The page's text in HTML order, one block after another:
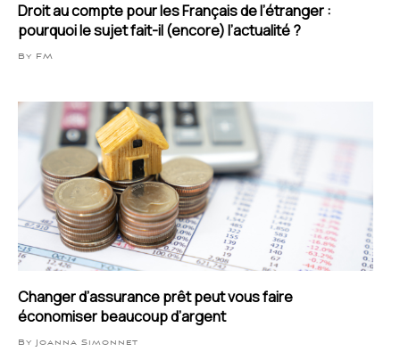
Droit au compte pour les Français de l’étranger :
pourquoi le sujet fait-il (encore) l’actualité ?
By FM
Changer d’assurance prêt peut vous faire
économiser beaucoup d’argent
By Joanna Simonnet